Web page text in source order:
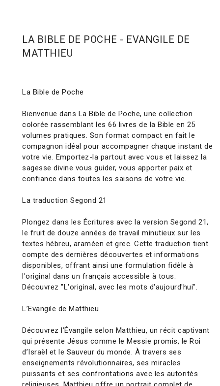
LA BIBLE DE POCHE - EVANGILE DE
MATTHIEU
La Bible de Poche
Bienvenue dans La Bible de Poche, une collection
colorée rassemblant les 66 livres de la Bible en 25
volumes pratiques. Son format compact en fait le
compagnon idéal pour accompagner chaque instant de
votre vie. Emportez-la partout avec vous et laissez la
sagesse divine vous guider, vous apporter paix et
confiance dans toutes les saisons de votre vie.
La traduction Segond 21
Plongez dans les Écritures avec la version Segond 21,
le fruit de douze années de travail minutieux sur les
textes hébreu, araméen et grec. Cette traduction tient
compte des dernières découvertes et informations
disponibles, offrant ainsi une formulation fidèle à
l'original dans un français accessible à tous.
Découvrez "L'original, avec les mots d'aujourd'hui".
L’Evangile de Matthieu
Découvrez l’Évangile selon Matthieu, un récit captivant
qui présente Jésus comme le Messie promis, le Roi
d’Israël et le Sauveur du monde. À travers ses
enseignements révolutionnaires, ses miracles
puissants et ses confrontations avec les autorités